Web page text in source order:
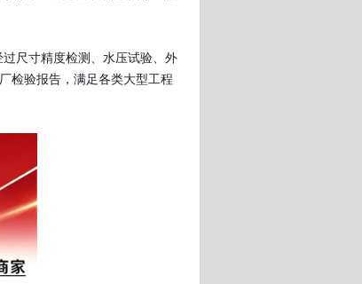
尺寸精度检测、水压试验、外
检验报告，满足各类大型工程